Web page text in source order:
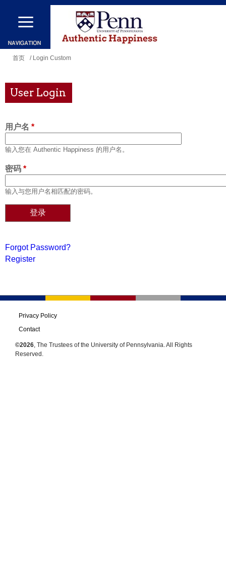
跳
到
主
容
你
这
里
首页 / Login Custom
User Login
用户名 *
输入您在 Authentic Happiness 的用户名。
密码 *
输入与您用户名相匹配的密码。
Forgot Password?
Register
Privacy Policy
Contact
©2026, The Trustees of the University of Pennsylvania. All Rights
Reserved.